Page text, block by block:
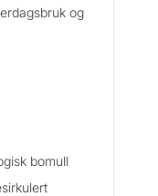
og
bomull